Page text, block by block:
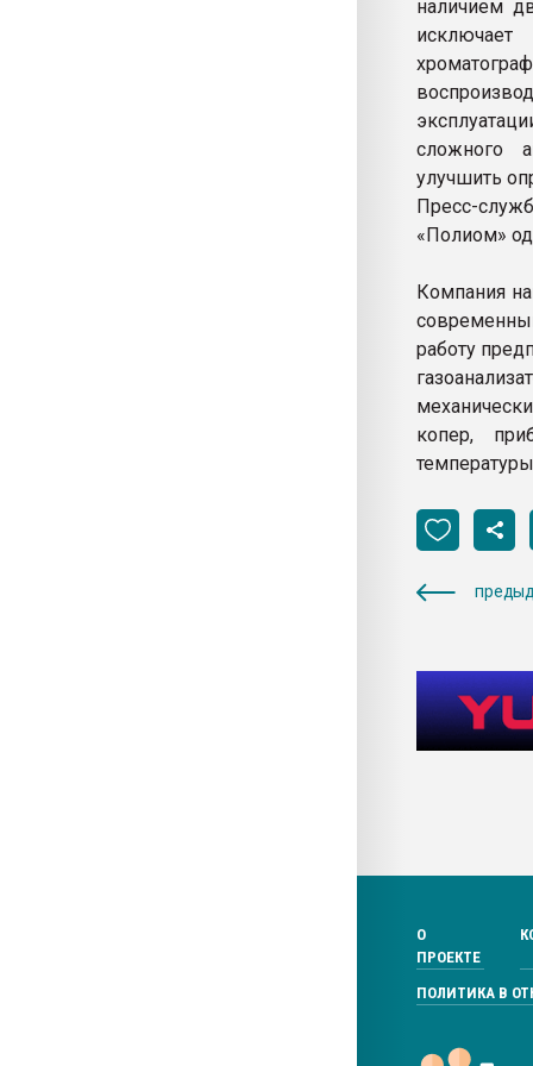
наличием
сложного
улучшить
Пресс-
«Полиом»
Компания
работу
копер,
О
ПРОЕКТЕ
ПОЛИТИКА В